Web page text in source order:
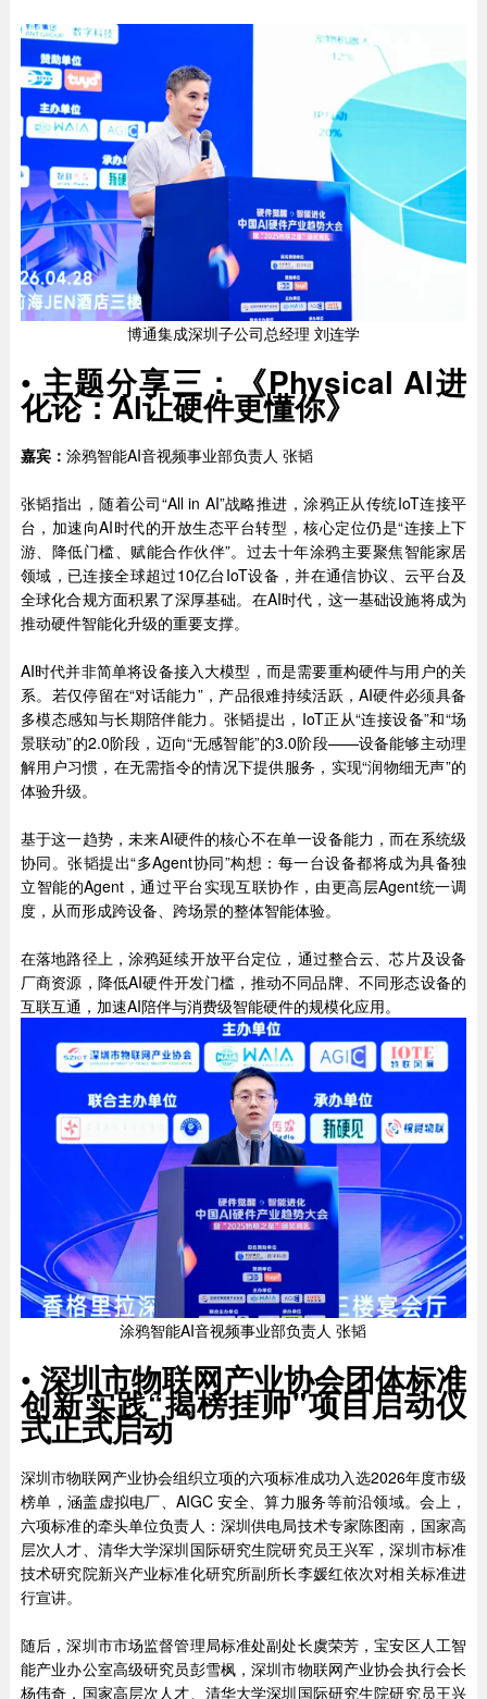
博通集成深圳子公司总经理 刘连学
•主题分享三：《Physical Al进
化论：Al让硬件更懂你》
嘉宾： 涂鸦智能AI音视频事业部负责人 张韬
张韬指出，随着公司“All in AI”战略推进，涂鸦正从传统IoT连接平
台，加速向AI时代的开放生态平台转型，核心定位仍是“连接上下
游、降低门槛、赋能合作伙伴”。过去十年涂鸦主要聚焦智能家居
领域，已连接全球超过10亿台IoT设备，并在通信协议、云平台及
全球化合规方面积累了深厚基础。在AI时代，这一基础设施将成为
推动硬件智能化升级的重要支撑。
AI时代并非简单将设备接入大模型，而是需要重构硬件与用户的关
系。若仅停留在“对话能力”，产品很难持续活跃，AI硬件必须具备
多模态感知与长期陪伴能力。张韬提出，IoT正从“连接设备”和“场
景联动”的2.0阶段，迈向“无感智能”的3.0阶段——设备能够主动理
解用户习惯，在无需指令的情况下提供服务，实现“润物细无声”的
体验升级。
基于这一趋势，未来AI硬件的核心不在单一设备能力，而在系统级
协同。张韬提出“多Agent协同”构想：每一台设备都将成为具备独
立智能的Agent，通过平台实现互联协作，由更高层Agent统一调
度，从而形成跨设备、跨场景的整体智能体验。
在落地路径上，涂鸦延续开放平台定位，通过整合云、芯片及设备
厂商资源，降低AI硬件开发门槛，推动不同品牌、不同形态设备的
互联互通，加速AI陪伴与消费级智能硬件的规模化应用。
涂鸦智能AI音视频事业部负责人 张韬
• 深圳市物联网产业协会团体标准
创新实践“揭榜挂帅"项目启动仪
式正式启动
深圳市物联网产业协会组织立项的六项标准成功入选2026年度市级
榜单，涵盖虚拟电厂、AIGC 安全、算力服务等前沿领域。会上，
六项标准的牵头单位负责人：深圳供电局技术专家陈图南，国家高
层次人才、清华大学深圳国际研究生院研究员王兴军，深圳市标准
技术研究院新兴产业标准化研究所副所长李媛红依次对相关标准进
行宣讲。
随后，深圳市市场监督管理局标准处副处长虞荣芳，宝安区人工智
能产业办公室高级研究员彭雪枫，深圳市物联网产业协会执行会长
杨伟奇，国家高层次人才、清华大学深圳国际研究生院研究员王兴